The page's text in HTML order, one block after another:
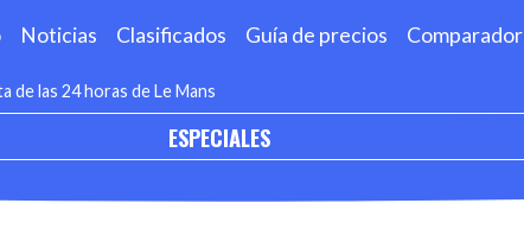
Noticias Clasificados Guía de precios Comparador
de las 24 horas de Le Mans
ESPECIALES